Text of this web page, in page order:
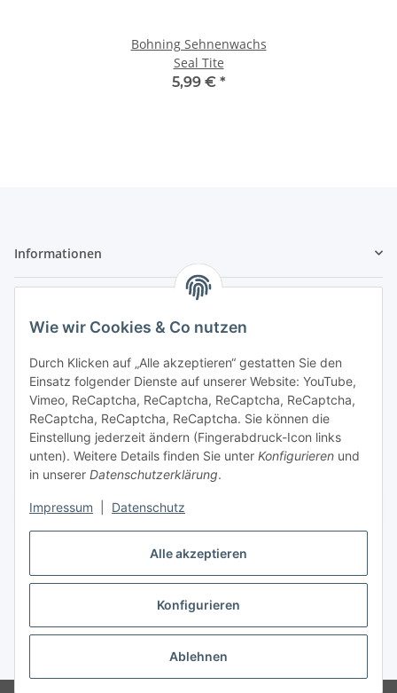
Alle akzeptieren
Konfigurieren
Ablehnen
Wie wir Cookies & Co nutzen
Durch Klicken auf „Alle akzeptieren“ gestatten Sie den
Einsatz folgender Dienste auf unserer Website: YouTube,
Vimeo, ReCaptcha, ReCaptcha, ReCaptcha, ReCaptcha,
ReCaptcha, ReCaptcha, ReCaptcha. Sie können die
Einstellung jederzeit ändern (Fingerabdruck-Icon links
unten). Weitere Details finden Sie unter Konfigurieren und
in unserer Datenschutzerklärung.
Impressum Datenschutz
Bohning Sehnenwachs
Seal Tite
5,99 € *
Informationen
Vertrag widerrufen
* Alle Preise inkl. gesetzlicher USt., zzgl.Versand